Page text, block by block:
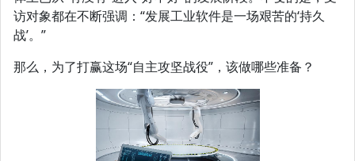
访对象都在不断强调：“发展工业软件是一场艰苦的‘持久
战’。”
那么，为了打赢这场“自主攻坚战役”，该做哪些准备？